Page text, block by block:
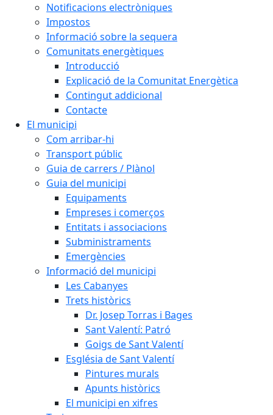
Notificacions electròniques
Impostos
Informació sobre la sequera
Comunitats energètiques
Introducció
Explicació de la Comunitat Energètica
Contingut addicional
Contacte
El municipi
Com arribar-hi
Transport públic
Guia de carrers / Plànol
Guia del municipi
Equipaments
Empreses i comerços
Entitats i associacions
Subministraments
Emergències
Informació del municipi
Les Cabanyes
Trets històrics
Dr. Josep Torras i Bages
Sant Valentí: Patró
Goigs de Sant Valentí
Església de Sant Valentí
Pintures murals
Apunts històrics
El municipi en xifres